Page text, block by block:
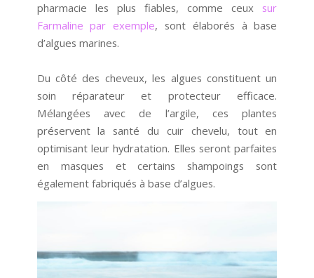
pharmacie les plus fiables, comme ceux sur
Farmaline par exemple, sont élaborés à base
d’algues marines.
Du côté des cheveux, les algues constituent un
soin réparateur et protecteur efficace.
Mélangées avec de l’argile, ces plantes
préservent la santé du cuir chevelu, tout en
optimisant leur hydratation. Elles seront parfaites
en masques et certains shampoings sont
également fabriqués à base d’algues.